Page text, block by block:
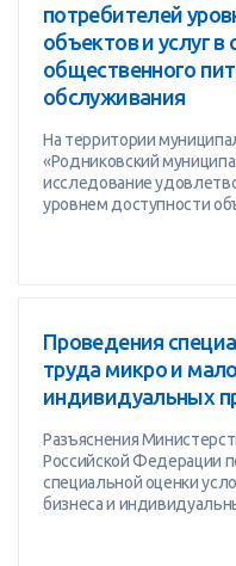
потребителей
объектов и услуг в
общественного
обслуживания
На территории
«Родниковский
исследование
уровнем доступности
Проведения
труда микро и
индивидуальных
Разъяснения
Российской Федерации
специальной оценки
бизнеса и